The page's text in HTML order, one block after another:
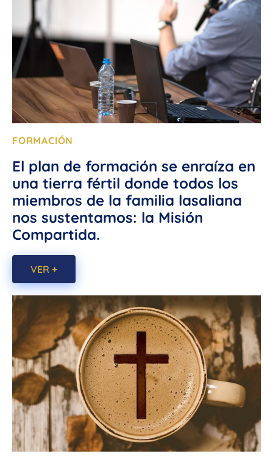
FORMACIÓN
El plan de formación se enraíza en
una tierra fértil donde todos los
miembros de la familia lasaliana
nos sustentamos: la Misión
Compartida.
VER +